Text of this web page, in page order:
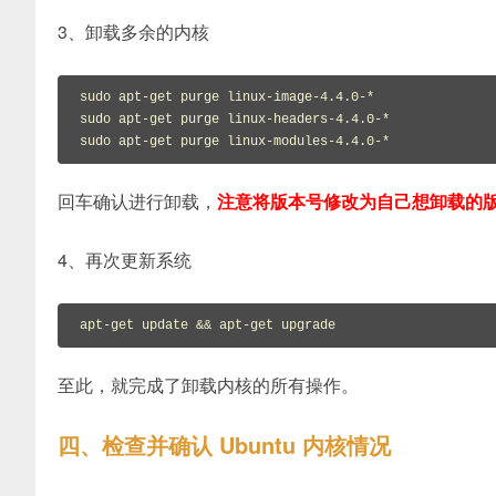
3、卸载多余的内核
sudo apt-get purge linux-image-4.4.0-*
sudo apt-get purge linux-headers-4.4.0-*
sudo apt-get purge linux-modules-4.4.0-*
回车确认进行卸载， 注意将版本号修改为自己想卸载的
4、再次更新系统
apt-get update && apt-get upgrade
至此，就完成了卸载内核的所有操作。
四、检查并确认 Ubuntu 内核情况